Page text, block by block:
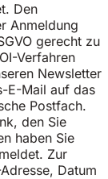
Den
Anmeldung
gerecht zu
Verfahren
Newsletter
E-Mail auf das
Postfach.
den Sie
haben Sie
Zur
Datum